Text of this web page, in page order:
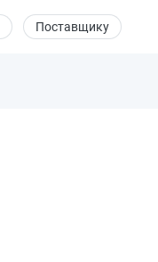
Поставщику